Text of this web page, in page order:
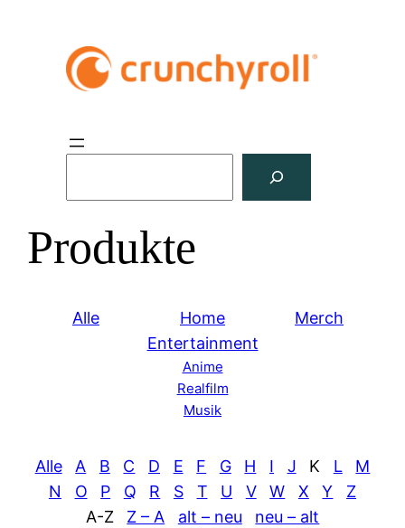
h
e
Produkte
Alle
Home
Entertainment
Anime
Realfilm
Musik
Merch
Alle A B C D E F G H I J K L
M
N
O P Q R S T U V W X Y
Z
A-Z
Z – A alt – neu
neu – alt